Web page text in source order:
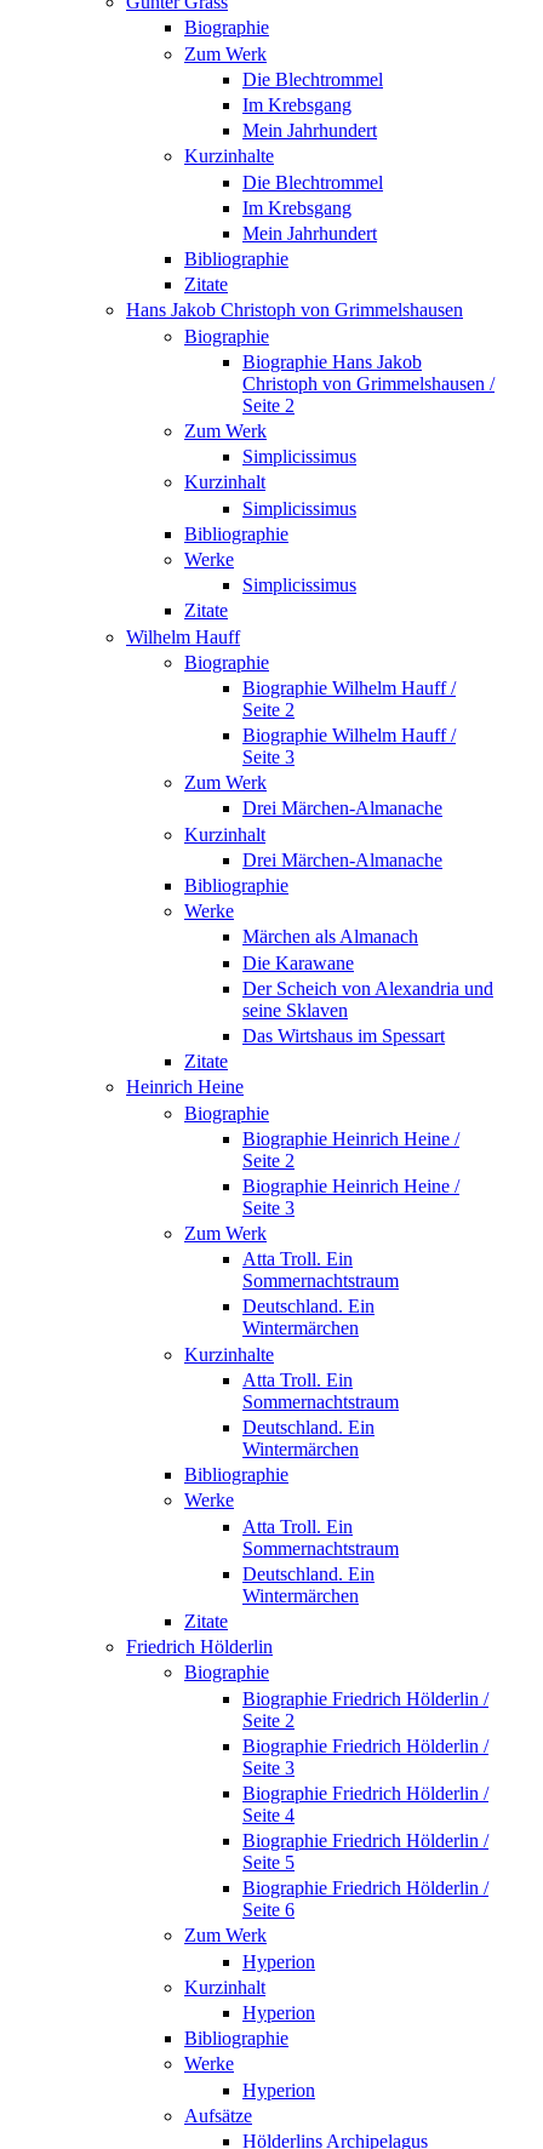
Biographie
Zum Werk
Die Blechtrommel
Im Krebsgang
Mein Jahrhundert
Kurzinhalte
Die Blechtrommel
Im Krebsgang
Mein Jahrhundert
Bibliographie
Zitate
Hans Jakob Christoph von Grimmelshausen
Biographie
Biographie Hans Jakob
Christoph von Grimmelshausen /
Seite 2
Zum Werk
Simplicissimus
Kurzinhalt
Simplicissimus
Bibliographie
Werke
Simplicissimus
Zitate
Wilhelm Hauff
Biographie
Biographie Wilhelm Hauff /
Seite 2
Biographie Wilhelm Hauff /
Seite 3
Zum Werk
Drei Märchen-Almanache
Kurzinhalt
Drei Märchen-Almanache
Bibliographie
Werke
Märchen als Almanach
Die Karawane
Der Scheich von Alexandria und
seine Sklaven
Das Wirtshaus im Spessart
Zitate
Heinrich Heine
Biographie
Biographie Heinrich Heine /
Seite 2
Biographie Heinrich Heine /
Seite 3
Zum Werk
Atta Troll. Ein
Sommernachtstraum
Deutschland. Ein
Wintermärchen
Kurzinhalte
Atta Troll. Ein
Sommernachtstraum
Deutschland. Ein
Wintermärchen
Bibliographie
Werke
Atta Troll. Ein
Sommernachtstraum
Deutschland. Ein
Wintermärchen
Zitate
Friedrich Hölderlin
Biographie
Biographie Friedrich Hölderlin /
Seite 2
Biographie Friedrich Hölderlin /
Seite 3
Biographie Friedrich Hölderlin /
Seite 4
Biographie Friedrich Hölderlin /
Seite 5
Biographie Friedrich Hölderlin /
Seite 6
Zum Werk
Hyperion
Kurzinhalt
Hyperion
Bibliographie
Werke
Hyperion
Aufsätze
Hölderlins Archipelagus